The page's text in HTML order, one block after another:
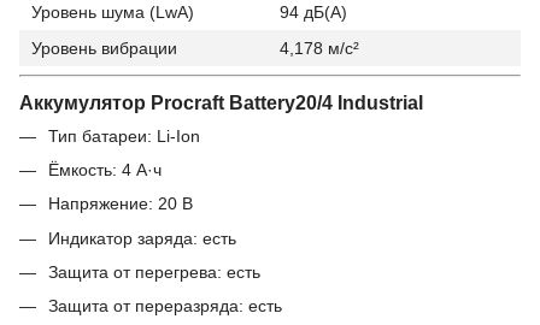
Уровень шума (LwA)
94 дБ(А)
Уровень вибрации
4,178 м/с²
Аккумулятор Procraft Battery20/4 Industrial
Тип батареи: Li-Ion
Ёмкость: 4 А·ч
Напряжение: 20 В
Индикатор заряда: есть
Защита от перегрева: есть
Защита от переразряда: есть